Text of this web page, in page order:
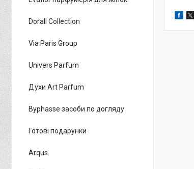
Dorall Collection
Via Paris Group
Univers Parfum
Духи Art Parfum
Byphasse засоби по догляду
Готові подарунки
Arqus